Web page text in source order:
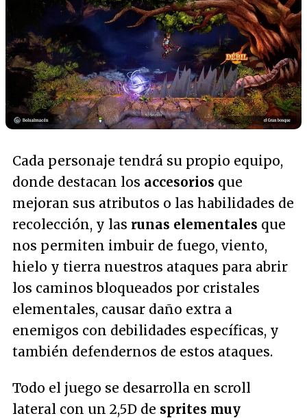
Cada personaje tendrá su propio equipo,
donde destacan los accesorios que
mejoran sus atributos o las habilidades de
recolección, y las runas elementales que
nos permiten imbuir de fuego, viento,
hielo y tierra nuestros ataques para abrir
los caminos bloqueados por cristales
elementales, causar daño extra a
enemigos con debilidades específicas, y
también defendernos de estos ataques.
Todo el juego se desarrolla en scroll
lateral con un 2,5D de sprites muy